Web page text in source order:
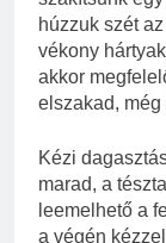
húzzuk szét
vékony
akkor
elszakad,
Kézi
marad, a
leemelhető a
a végén